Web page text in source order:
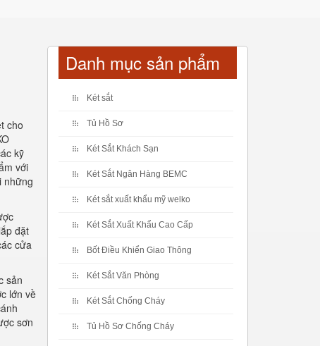
cho
kỹ
với
những
đặt
cửa
sản
lớn về
sơn
Danh mục sản phẩm
Két sắt
Tủ Hồ Sơ
Két Sắt Khách Sạn
Két Sắt Ngân Hàng BEMC
Két sắt xuất khẩu mỹ welko
Két Sắt Xuất Khẩu Cao Cấp
Bốt Điều Khiển Giao Thông
Két Sắt Văn Phòng
Két Sắt Chống Cháy
Tủ Hồ Sơ Chống Cháy